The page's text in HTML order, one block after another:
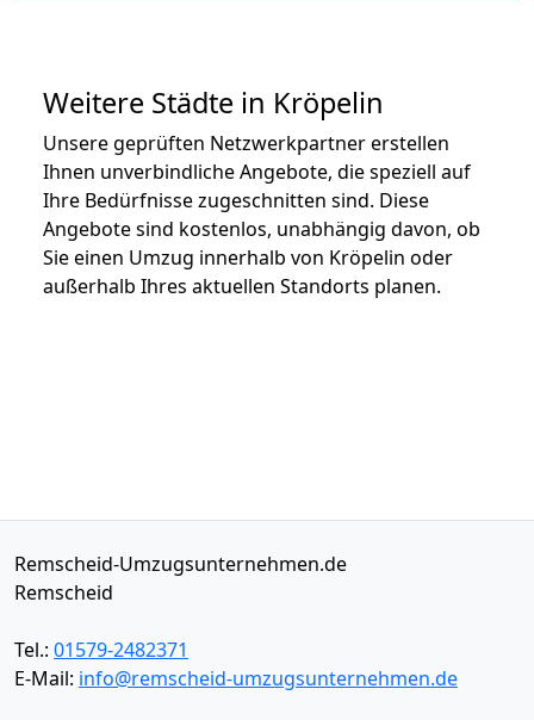
Weitere Städte in Kröpelin
Unsere geprüften Netzwerkpartner erstellen
Ihnen unverbindliche Angebote, die speziell auf
Ihre Bedürfnisse zugeschnitten sind. Diese
Angebote sind kostenlos, unabhängig davon, ob
Sie einen Umzug innerhalb von Kröpelin oder
außerhalb Ihres aktuellen Standorts planen.
Remscheid-Umzugsunternehmen.de
Remscheid
Tel.: 01579-2482371
E-Mail: info@remscheid-umzugsunternehmen.de